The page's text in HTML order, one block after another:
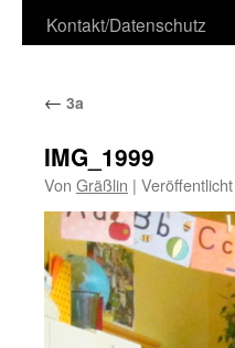
Inhalt
Kontakt/Datenschutz
← 3a
IMG_1999
Von Gräßlin | Veröffentlicht